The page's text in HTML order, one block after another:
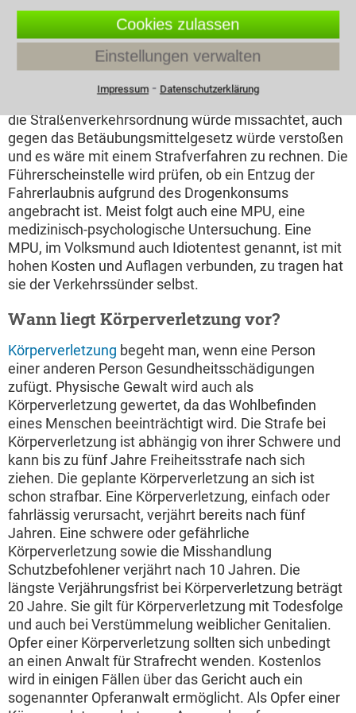
Spritzen Tabletten und Kapseln
liegen auf einem Tisch
stark beeinflussen
können, ist die aktive
Teilnahme am
Straßenverkehr untersagt. Geregelt wird dies durch
die Straßenverkehrsordnung. Eine Zuwiderhandlung
zieht ein Bußgeldverfahren nach sich. Und nicht nur
die Straßenverkehrsordnung würde missachtet, auch
gegen das Betäubungsmittelgesetz würde verstoßen
und es wäre mit einem Strafverfahren zu rechnen. Die
Führerscheinstelle wird prüfen, ob ein Entzug der
Fahrerlaubnis aufgrund des Drogenkonsums
angebracht ist. Meist folgt auch eine MPU, eine
medizinisch-psychologische Untersuchung. Eine
MPU, im Volksmund auch Idiotentest genannt, ist mit
hohen Kosten und Auflagen verbunden, zu tragen hat
sie der Verkehrssünder selbst.
Wann liegt Körperverletzung vor?
Körperverletzung begeht man, wenn eine Person
einer anderen Person Gesundheitsschädigungen
zufügt. Physische Gewalt wird auch als
Körperverletzung gewertet, da das Wohlbefinden
eines Menschen beeinträchtigt wird. Die Strafe bei
Körperverletzung ist abhängig von ihrer Schwere und
kann bis zu fünf Jahre Freiheitsstrafe nach sich
ziehen. Die geplante Körperverletzung an sich ist
schon strafbar. Eine Körperverletzung, einfach oder
fahrlässig verursacht, verjährt bereits nach fünf
Jahren. Eine schwere oder gefährliche
Körperverletzung sowie die Misshandlung
Schutzbefohlener verjährt nach 10 Jahren. Die
längste Verjährungsfrist bei Körperverletzung beträgt
20 Jahre. Sie gilt für Körperverletzung mit Todesfolge
und auch bei Verstümmelung weiblicher Genitalien.
Opfer einer Körperverletzung sollten sich unbedingt
an einen Anwalt für Strafrecht wenden. Kostenlos
wird in einigen Fällen über das Gericht auch ein
sogenannter Opferanwalt ermöglicht. Als Opfer einer
Cookies zulassen
Einstellungen verwalten
Impressum⁃ Datenschutzerklärung